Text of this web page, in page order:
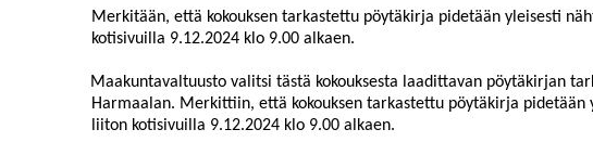
Merkitään, että kokouksen tarkastettu pöytäkirja pidetään yleisesti
kotisivuilla 9.12.2024 klo 9.00 alkaen.
Maakuntavaltuusto valitsi tästä kokouksesta laadittavan pöytäkirjan
Harmaalan. Merkittiin, että kokouksen tarkastettu pöytäkirja pidetään
liiton kotisivuilla 9.12.2024 klo 9.00 alkaen.